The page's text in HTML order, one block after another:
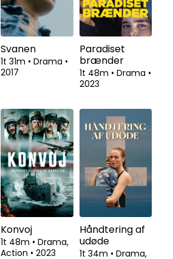
Svanen
1t 31m • Drama •
2017
Paradiset
brænder
1t 48m • Drama •
2023
Konvoj
1t 48m • Drama,
Action • 2023
Håndtering af
udøde
1t 34m • Drama,